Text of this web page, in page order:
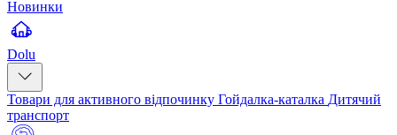
Новинки
Dolu
Товари для активного відпочинку Гойдалка-каталка Дитячий
транспорт